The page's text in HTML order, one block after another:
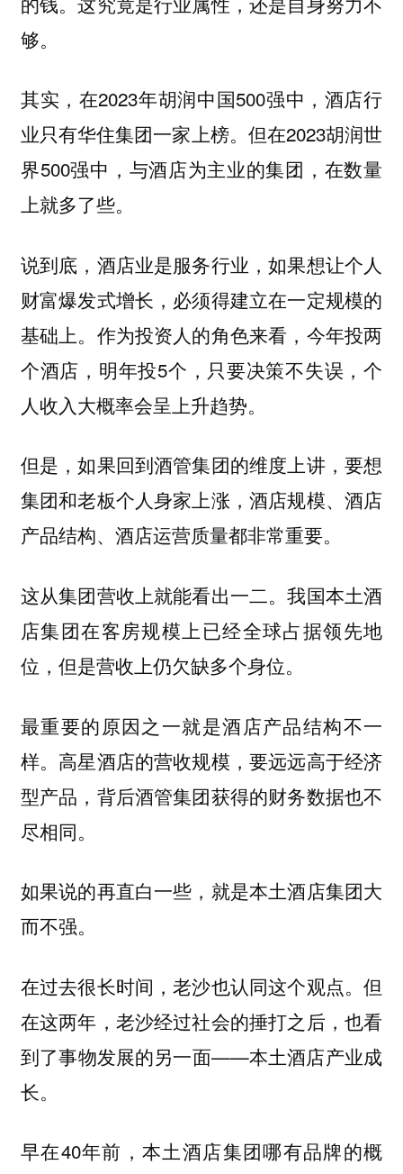
够。
其实，在2023年胡润中国500强中，酒店行
业只有华住集团一家上榜。但在2023胡润世
界500强中，与酒店为主业的集团，在数量
上就多了些。
说到底，酒店业是服务行业，如果想让个人
财富爆发式增长，必须得建立在一定规模的
基础上。作为投资人的角色来看，今年投两
个酒店，明年投5个，只要决策不失误，个
人收入大概率会呈上升趋势。
但是，如果回到酒管集团的维度上讲，要想
集团和老板个人身家上涨，酒店规模、酒店
产品结构、酒店运营质量都非常重要。
这从集团营收上就能看出一二。我国本土酒
店集团在客房规模上已经全球占据领先地
位，但是营收上仍欠缺多个身位。
最重要的原因之一就是酒店产品结构不一
样。高星酒店的营收规模，要远远高于经济
型产品，背后酒管集团获得的财务数据也不
尽相同。
如果说的再直白一些，就是本土酒店集团大
而不强。
在过去很长时间，老沙也认同这个观点。但
在这两年，老沙经过社会的捶打之后，也看
到了事物发展的另一面——本土酒店产业成
长。
早在40年前，本土酒店集团哪有品牌的概